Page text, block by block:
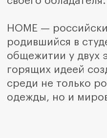
+7 347 225 70 75
Сотрудничество по пошиву
+7 930 036 85 44
+7 927 340 70 60